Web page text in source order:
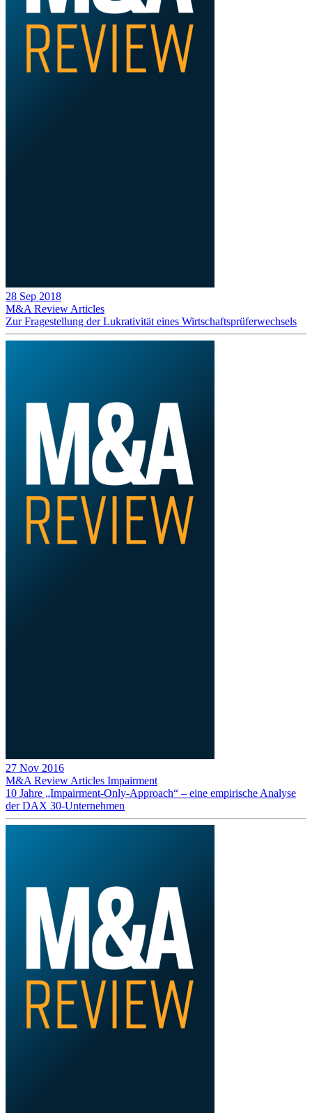
28 Sep 2018
M&A Review Articles
Zur Fragestellung der Lukrativität eines Wirtschaftsprüferwechsels
27 Nov 2016
M&A Review Articles Impairment
10 Jahre „Impairment-Only-Approach“ – eine empirische Analyse
der DAX 30-Unternehmen